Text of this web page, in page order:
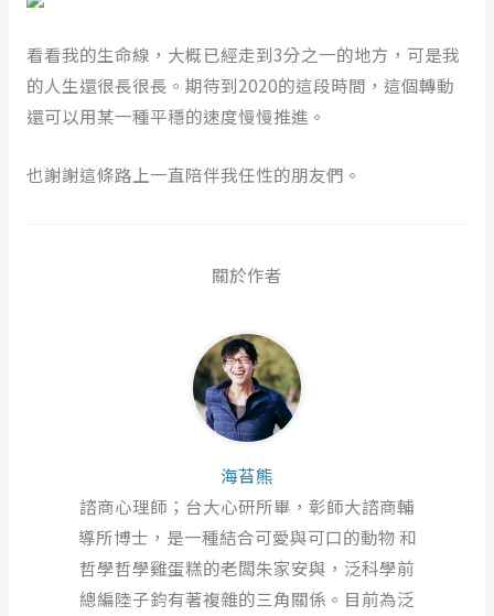
看看我的生命線，大概已經走到3分之一的地方，可是我
的人生還很長很長。期待到2020的這段時間，這個轉動
還可以用某一種平穩的速度慢慢推進。
也謝謝這條路上一直陪伴我任性的朋友們。
關於作者
海苔熊
諮商心理師；台大心研所畢，彰師大諮商輔
導所博士，是一種結合可愛與可口的動物 和
哲學哲學雞蛋糕的老闆朱家安與，泛科學前
總編陸子鈞有著複雜的三角關係。目前為泛